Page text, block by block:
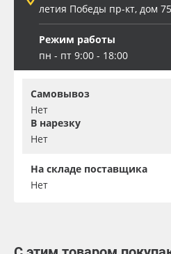
летия Победы пр-кт, дом 75
Режим работы
пн - пт 9:00 - 18:00
Самовывоз
Нет
В нарезку
Нет
На складе поставщика
Нет